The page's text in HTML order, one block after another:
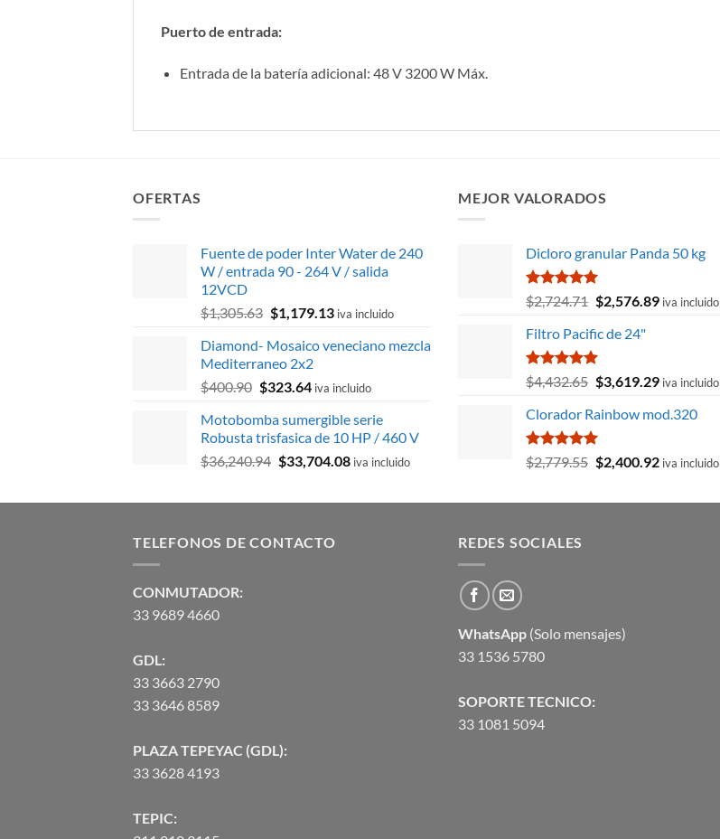
Puerto de entrada:
Entrada de la batería adicional: 48 V 3200 W Máx.
OFERTAS
Fuente de poder Inter Water de 240
W / entrada 90 - 264 V / salida
12VCD
$1,305.63 El
original
era:
$1,305.63.
$1,179.13El
actual
$1,179.13.
iva incluido
Diamond- Mosaico veneciano mezcla
Mediterraneo 2x2
$400.90 El
original
era:
$400.90.
$323.64El
actual
es:
$323.64.
iva incluido
Motobomba sumergible serie
Robusta trisfasica de 10 HP / 460 V
$36,240.94 El
$36,240.94.
$33,704.08Eliva incluido
MEJOR VALORADOS
Dicloro granular Panda 50 kg
Valorado
con
de 5
$2,724.71 El
original
era:
$2,724.71.
$2,576.89El
$2,576.89.
iva incluido
Filtro Pacific de 24"
Valorado
con
de 5
$4,432.65 El
original
era:
$4,432.65.
$3,619.29El
actual
$3,619.29.
iva incluido
Clorador Rainbow mod.320
Valorado
con
$2,779.55 El
original
$2,400.92El
actual
iva incluido
TELEFONOS DE CONTACTO
CONMUTADOR:
33 9689 4660
GDL:
33 3663 2790
33 3646 8589
PLAZA TEPEYAC (GDL):
33 3628 4193
TEPIC:
REDES SOCIALES
WhatsApp (Solo mensajes)
33 1536 5780
SOPORTE TECNICO:
33 1081 5094